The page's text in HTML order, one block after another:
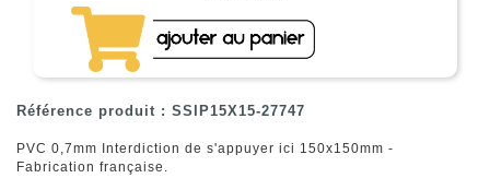
Référence produit : SSIP15X15-27747
PVC 0,7mm Interdiction de s'appuyer ici 150x150mm -
Fabrication française.